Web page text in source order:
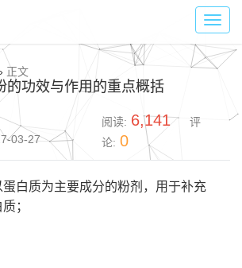
正文
的功效与作用的重点概括
03-27
阅读: 6,141
评
论: 0
白质为主要成分的粉剂，用于补充
；